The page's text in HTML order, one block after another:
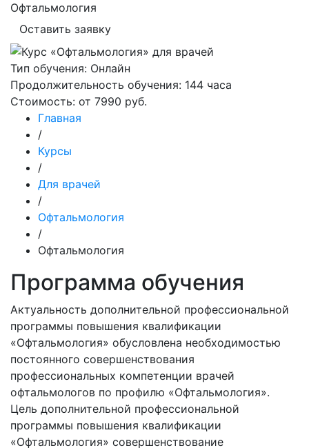
Офтальмология
Оставить заявку
Тип обучения: Онлайн
Продолжительность обучения: 144 часа
Стоимость: от 7990 руб.
Главная
/
Курсы
/
Для врачей
/
Офтальмология
/
Офтальмология
Программа обучения
Актуальность дополнительной профессиональной
программы повышения квалификации
«Офтальмология» обусловлена необходимостью
постоянного совершенствования
профессиональных компетенции врачей
офтальмологов по профилю «Офтальмология».
Цель дополнительной профессиональной
программы повышения квалификации
«Офтальмология» совершенствование